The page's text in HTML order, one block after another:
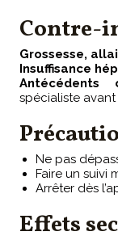
Contre-
Grossesse,
Insuffisance
Antécédents
spécialiste avant
Ne pas
Faire un suivi
Arrêter dès
Effets